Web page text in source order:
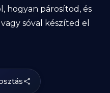
hogyan párosítod, és
sóval készíted el